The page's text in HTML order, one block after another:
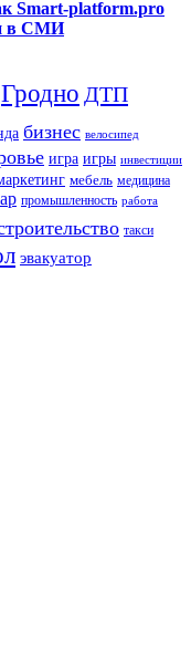
Smart-platform.pro
в СМИ
Гродно ДТП
бизнес велосипед
игра игры инвестиции
мебель медицина
промышленность работа
такси
эвакуатор